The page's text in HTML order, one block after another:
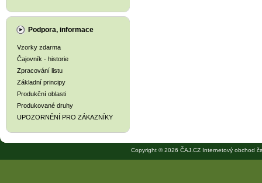
Podpora, informace
Vzorky zdarma
Čajovník - historie
Zpracování listu
Základní principy
Produkční oblasti
Produkované druhy
UPOZORNĚNÍ PRO ZÁKAZNÍKY
Copyright © 2026 ČAJ.CZ Internetový obchod